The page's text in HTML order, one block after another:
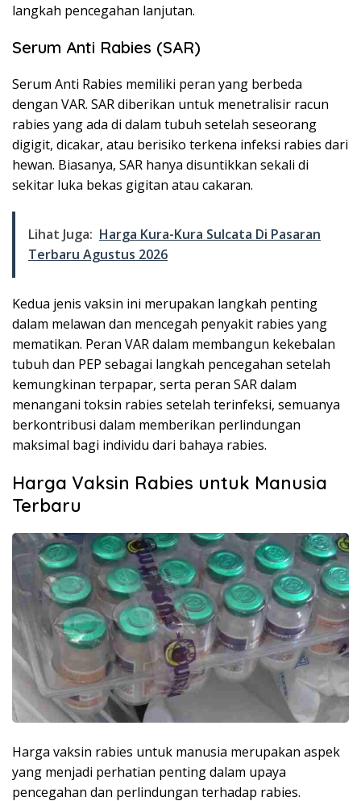
langkah pencegahan lanjutan.
Serum Anti Rabies (SAR)
Serum Anti Rabies memiliki peran yang berbeda
dengan VAR. SAR diberikan untuk menetralisir racun
rabies yang ada di dalam tubuh setelah seseorang
digigit, dicakar, atau berisiko terkena infeksi rabies dari
hewan. Biasanya, SAR hanya disuntikkan sekali di
sekitar luka bekas gigitan atau cakaran.
Lihat Juga: Harga Kura-Kura Sulcata Di Pasaran
Terbaru Agustus 2026
Kedua jenis vaksin ini merupakan langkah penting
dalam melawan dan mencegah penyakit rabies yang
mematikan. Peran VAR dalam membangun kekebalan
tubuh dan PEP sebagai langkah pencegahan setelah
kemungkinan terpapar, serta peran SAR dalam
menangani toksin rabies setelah terinfeksi, semuanya
berkontribusi dalam memberikan perlindungan
maksimal bagi individu dari bahaya rabies.
Harga Vaksin Rabies untuk Manusia
Terbaru
Harga vaksin rabies untuk manusia merupakan aspek
yang menjadi perhatian penting dalam upaya
pencegahan dan perlindungan terhadap rabies.